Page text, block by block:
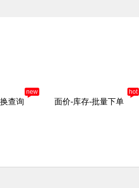
查询
new
面价-库存-批量下单
hot